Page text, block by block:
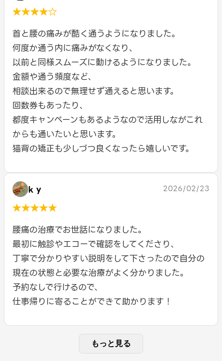
★★★★☆
首と腰の痛みが酷く通うようになりました。
何度か通う内に痛みがなくなり、
以前と同様スムーズに動けるようになりました。
金額や通う頻度など、
相談出来るので無理せず通えると思います。
回数券もあったり、
都度キャンペーンもあるようなので活用しながこれ
からも通いたいと思います。
猫背の矯正も少しづつ良くなったら嬉しいです。
k y 2026/02/23
★★★★★
腰痛の治療でお世話になりました。
最初に触診やエコーで確認をしてくださり、
丁寧で分かりやすい説明をして下さったので自分の
現在の状態と必要な治療がよく分かりました。
予約なしで行けるので、
仕事帰りに寄ることができて助かります！
もっと見る